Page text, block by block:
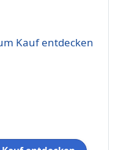
Kauf entdecken